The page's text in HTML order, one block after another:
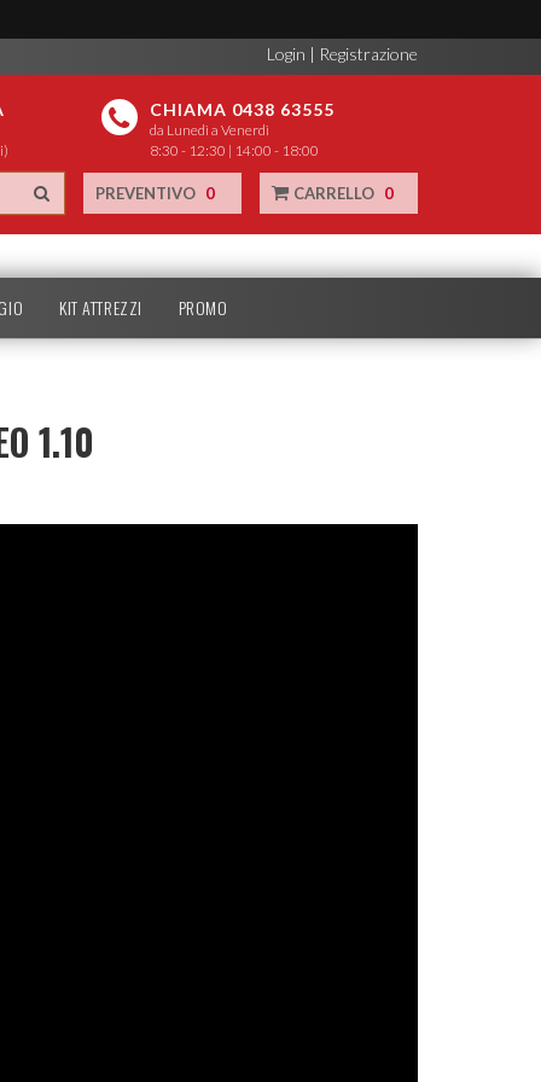
Login | Registrazione
CHIAMA 0438 63555
da Lunedì a Venerdì
8:30 - 12:30 | 14:00 - 18:00
PREVENTIVO 0 CARRELLO 0
KIT ATTREZZI PROMO
1.10